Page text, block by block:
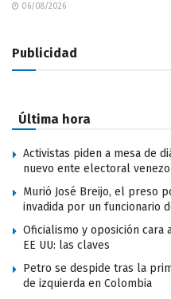
06/08/2026
Publicidad
Última hora
Activistas piden a mesa de
nuevo ente electoral
Murió José Breijo, el preso
invadida por un funcionario
Oficialismo y oposición cara
EE UU: las claves
Petro se despide tras la
de izquierda en Colombia